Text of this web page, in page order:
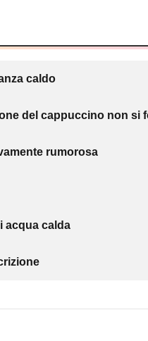
caldo
del cappuccino non si
rumorosa
acqua calda